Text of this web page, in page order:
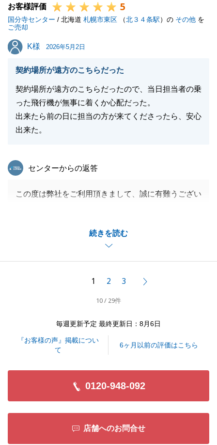
また、不動産のことで何かお困り事がありましたらお
気軽にお声かけいただければと思います。
今後ともよろしくお願いいたします。
閉じる
お客様評価 5
国分寺センター / 北海道 札幌市東区 （北３４条駅）の その他 を
ご売却
K様
K様 2026年5月2日
契約場所が遠方のこちらだった
契約場所が遠方のこちらだったので、当日担当者の乗
った飛行機が無事に着くか心配だった。
出来たら前の日に担当の方が来てくださったら、安心
出来た。
続きを読む
東急リバブル
センターからの返答
この度は弊社をご利用頂きまして、誠に有難うござい
けし申し訳ございませんでした。
お忙しい中、必要書類のご準備やタイトなスケジュー
ルへのご対応を頂き、重ねて御礼申し上げます。
にお会いできることを楽しみにしております。
閉じる
1 2 3
10 / 29件
毎週更新予定 最終更新日：8月6日
『お客様の声』掲載につい
て
6ヶ月以前の評価はこちら
0120-948-092
店舗へのお問合せ